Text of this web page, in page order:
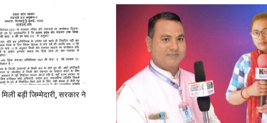
बड़ी जिम्मेदारी, सरकार ने